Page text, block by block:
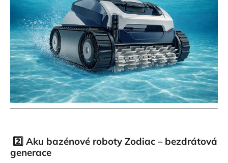
2️⃣ Aku bazénové roboty Zodiac – bezdrátová
generace